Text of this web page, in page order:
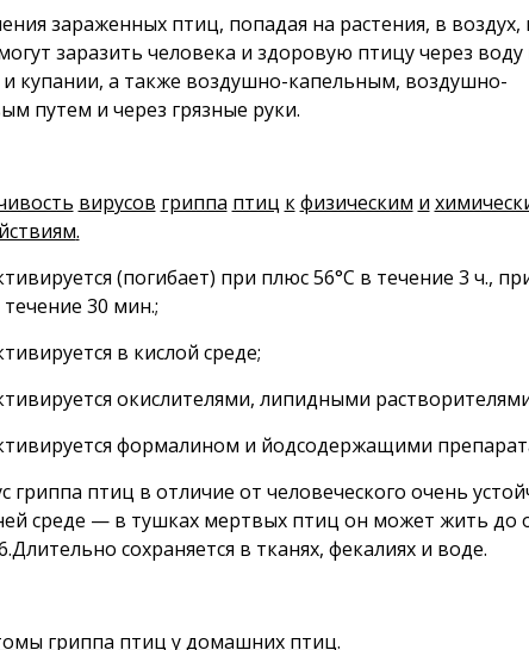
зараженных птиц, попадая на растения, в воздух,
заразить человека и здоровую птицу через воду
и купании, а также воздушно-капельным, воздушно-
путем и через грязные руки.
вирусов гриппа птиц к физическим и
.
(погибает) при плюс 56°С в течение 3 ч.,
течение 30 мин.;
в кислой среде;
окислителями, липидными
формалином и йодсодержащими
гриппа птиц в отличие от человеческого очень
среде — в тушках мертвых птиц он может жить до
сохраняется в тканях, фекалиях и воде.
гриппа птиц у домашних птиц.